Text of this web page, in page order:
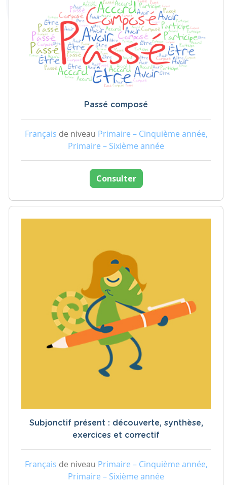
Passé composé
Français de niveau Primaire – Cinquième année,
Primaire – Sixième année
Consulter
Subjonctif présent : découverte, synthèse,
exercices et correctif
Français de niveau Primaire – Cinquième année,
Primaire – Sixième année